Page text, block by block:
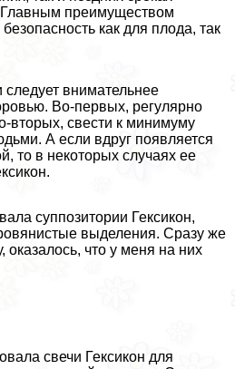
преимуществом
как для плода, так
внимательнее
Во-первых, регулярно
вторых, свести к минимуму
А если вдруг появляется
то в некоторых случаях ее
суппозитории Гексикон,
выделения. Сразу же
что у меня на них
свечи Гексикон для